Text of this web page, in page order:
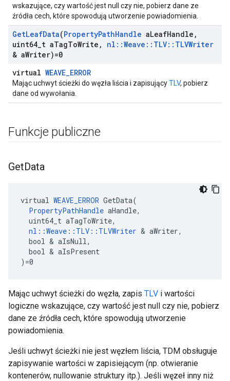
wskazujące, czy wartość jest null czy nie, pobierz dane ze
źródła cech, które spowodują utworzenie powiadomienia.
GetLeafData(PropertyPathHandle aLeafHandle ,
uint64 t aTagToWrite , nl ::Weave :: TLV:: TLVWriter
& aWriter)=0
virtual WEAVE_ERROR
Mając uchwyt ścieżki do węzła liścia i zapisującyTLV, pobierz
dane od wywołania.
Funkcje publiczne
GetData
virtual WEAVE_ERROR GetData(
PropertyPathHandle aHandle,
  uint64_t aTagToWrite,
nl::Weave::TLV::TLVWriter & aWriter,
  bool & aIsNull,
  bool & aIsPresent
)=0
Mając uchwyt ścieżki do węzła, zapis TLV i wartości
logiczne wskazujące, czy wartość jest null czy nie, pobierz
dane ze źródła cech, które spowodują utworzenie
powiadomienia.
Jeśli uchwyt ścieżki nie jest węzłem liścia, TDM obsługuje
zapisywanie wartości w zapisiejącym (np. otwieranie
kontenerów, nullowanie struktury itp.). Jeśli węzeł inny niż